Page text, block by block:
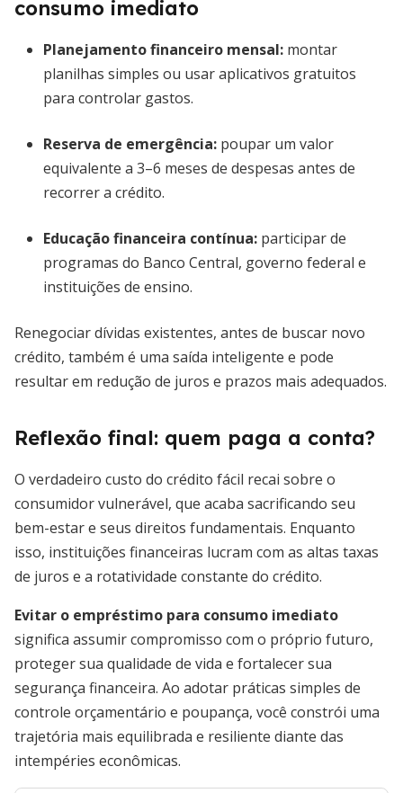
consumo imediato
Planejamento financeiro mensal: montar
planilhas simples ou usar aplicativos gratuitos
para controlar gastos.
Reserva de emergência: poupar um valor
equivalente a 3–6 meses de despesas antes de
recorrer a crédito.
Educação financeira contínua: participar de
programas do Banco Central, governo federal e
instituições de ensino.
Renegociar dívidas existentes, antes de buscar novo
crédito, também é uma saída inteligente e pode
resultar em redução de juros e prazos mais adequados.
Reflexão final: quem paga a conta?
O verdadeiro custo do crédito fácil recai sobre o
consumidor vulnerável, que acaba sacrificando seu
bem-estar e seus direitos fundamentais. Enquanto
isso, instituições financeiras lucram com as altas taxas
de juros e a rotatividade constante do crédito.
Evitar o empréstimo para consumo imediato
significa assumir compromisso com o próprio futuro,
proteger sua qualidade de vida e fortalecer sua
segurança financeira. Ao adotar práticas simples de
controle orçamentário e poupança, você constrói uma
trajetória mais equilibrada e resiliente diante das
intempéries econômicas.